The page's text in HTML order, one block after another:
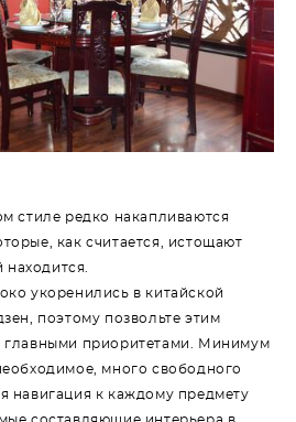
стиле редко накапливаются
как считается, истощают
находится.
укоренились в китайской
поэтому позвольте этим
главными приоритетами. Минимум
много свободного
навигация к каждому предмету